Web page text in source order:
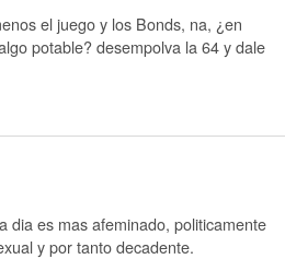
el juego y los Bonds, na, ¿en
potable? desempolva la 64 y dale
dia es mas afeminado, politicamente
y por tanto decadente.